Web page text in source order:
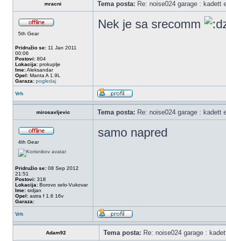
mracni Tema posta: Re: noise024 garage : kadett
5th Gear
Pridružio se: 11 Jan 2011
00:06
Postovi: 804
Lokacija: prokuplje
Ime:Aleksandar
Opel: Manta A 1.9L
Garaza: pogledaj
Nek je sa srecomm
Vrh
mirosavljevic Tema posta: Re: noise024 garage : kadett
4th Gear
Pridružio se: 08 Sep 2012
21:51
Postovi: 318
Lokacija: Borovo selo-Vukovar
Ime: srdjan
Opel: astra f 1.6 16v
Garaza:
samo napred
Vrh
Adam92 Tema posta: Re: noise024 garage :